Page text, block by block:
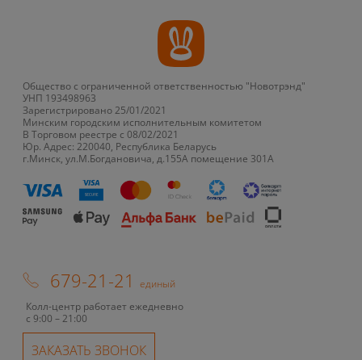
Общество с ограниченной ответственностью "Новотрэнд"
УНП 193498963
Зарегистрировано 25/01/2021
Минским городским исполнительным комитетом
В Торговом реестре с 08/02/2021
Юр. Адрес: 220040, Республика Беларусь
г.Минск, ул.М.Богдановича, д.155А помещение 301А
679-21-21
единый
Колл-центр работает ежедневно
с 9:00 – 21:00
ЗАКАЗАТЬ ЗВОНОК